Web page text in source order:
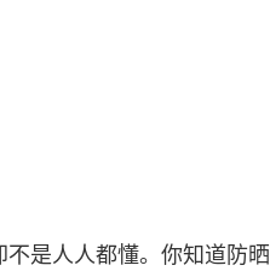
不是人人都懂。你知道防晒